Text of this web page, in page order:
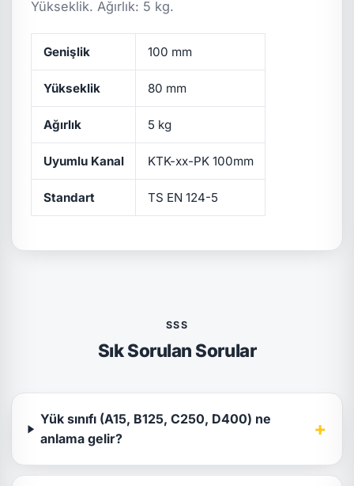
Yükseklik. Ağırlık: 5 kg.
Genişlik 100 mm
Yükseklik 80 mm
Ağırlık 5 kg
Uyumlu Kanal KTK-xx-PK 100mm
Standart TS EN 124-5
SSS
Sık Sorulan Sorular
Yük sınıfı (A15, B125, C250, D400) ne
anlama gelir?
+